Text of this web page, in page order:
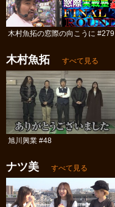
木村魚拓の窓際の向こうに #279
木村魚拓 すべて見る
旭川興業 #48
ナツ美 すべて見る